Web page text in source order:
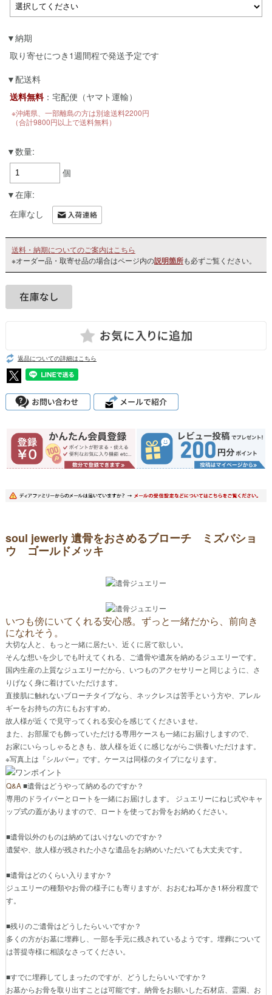
納期
取り寄せにつき1週間程で発送予定です
配送料
送料無料：宅配便（ヤマト運輸）
※沖縄県、一部離島の方は別途送料2200円
（合計9800円以上で送料無料）
数量:
個
在庫:
在庫なし
送料・納期についてのご案内はこちら
※オーダー品・取寄せ品の場合はページ内の説明箇所も必ずご覧ください。
返品についての詳細はこちら
soul jewerly 遺骨をおさめるブローチ ミズバショ
ウ ゴールドメッキ
いつも傍にいてくれる安心感。ずっと一緒だから、前向き
になれそう。
大切な人と、もっと一緒に居たい、近くに居て欲しい。
そんな想いを少しでも叶えてくれる、ご遺骨や遺灰を納めるジュエリーです。
国内生産の上質なジュエリーだから、いつものアクセサリーと同じように、さ
りげなく身に着けていただけます。
直接肌に触れないブローチタイプなら、ネックレスは苦手という方や、アレル
ギーをお持ちの方にもおすすめ。
故人様が近くで見守ってくれる安心を感じてくださいませ。
また、お部屋でも飾っていただける専用ケースも一緒にお届けしますので、
お家にいらっしゃるときも、故人様を近くに感じながらご供養いただけます。
※写真上は『シルバー』です。ケースは同様のタイプになります。
Q&A■遺骨はどうやって納めるのですか？
専用のドライバーとロートを一緒にお届けします。 ジュエリーにねじ式やキャ
ップ式の蓋がありますので、ロートを使ってお骨をお納めください。
■遺骨以外のものは納めてはいけないのですか？
遺髪や、故人様が残された小さな遺品をお納めいただいても大丈夫です。
■遺骨はどのくらい入りますか？
ジュエリーの種類やお骨の様子にも寄りますが、おおむね耳かき1杯分程度で
す。
■残りのご遺骨はどうしたらいいですか？
多くの方がお墓に埋葬し、一部を手元に残されているようです。埋葬について
は菩提寺様に相談なさってください。
■すでに埋葬してしまったのですが、どうしたらいいですか？
お墓からお骨を取り出すことは可能です。納骨をお願いした石材店、霊園、お